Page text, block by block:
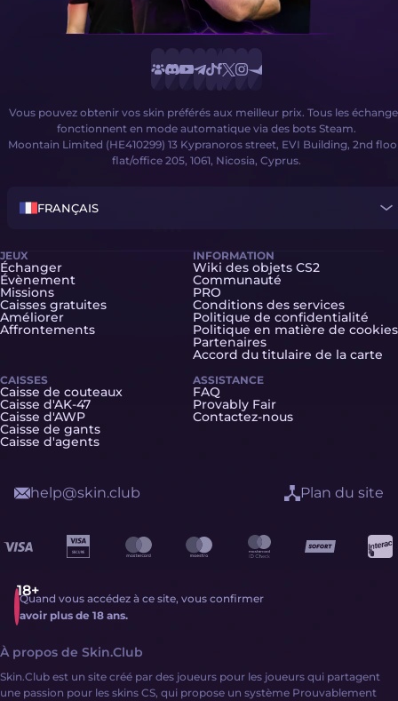
Vous pouvez obtenir vos skin préférés aux meilleur prix. Tous les
fonctionnent en mode automatique via des bots Steam.
Moontain Limited (HE410299) 13 Kypranoros street, EVI Building, 2nd
flat/office 205, 1061, Nicosia, Cyprus.
FRANÇAIS
JEUX
Échanger
Évènement
Missions
Caisses gratuites
Améliorer
Affrontements
CAISSES
Caisse de couteaux
Caisse d'AK-47
Caisse d'AWP
Caisse de gants
Caisse d'agents
INFORMATION
Wiki des objets CS2
Communauté
PRO
Conditions des services
Politique de confidentialité
Politique en matière de cookies
Partenaires
Accord du titulaire de la carte
ASSISTANCE
FAQ
Provably Fair
Contactez-nous
Quand vous accédez à ce site, vous confirmer
avoir plus de 18 ans.
help@skin.club Plan du site
À propos de Skin.Club
Skin.Club est un site créé par des joueurs pour les joueurs qui partagent
une passion pour les skins CS, qui propose un système Prouvablement